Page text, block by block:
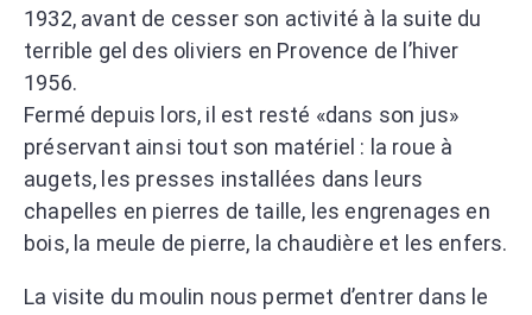
1932, avant de cesser son activité à la suite du
terrible gel des oliviers en Provence de l’hiver
1956.
Fermé depuis lors, il est resté «dans son jus»
préservant ainsi tout son matériel : la roue à
augets, les presses installées dans leurs
chapelles en pierres de taille, les engrenages en
bois, la meule de pierre, la chaudière et les enfers.
La visite du moulin nous permet d’entrer dans le